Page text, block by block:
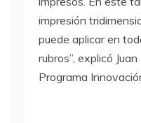
impresión
puede aplicar en
rubros”, explicó
Programa